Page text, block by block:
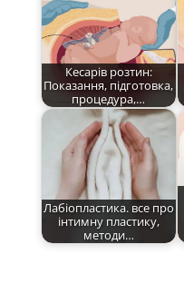
Кесарів розтин:
Показання, підготовка,
процедура,…
Лабіопластика. все про
інтимну пластику,
методи…